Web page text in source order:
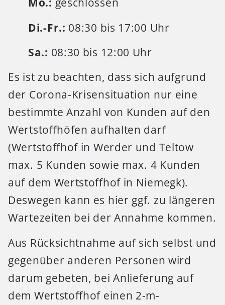
Di.-Fr.: 08:30 bis 17:00 Uhr
Sa.: 08:30 bis 12:00 Uhr
Es ist zu beachten, dass sich aufgrund
der Corona-Krisensituation nur eine
bestimmte Anzahl von Kunden auf den
Wertstoffhöfen aufhalten darf
(Wertstoffhof in Werder und Teltow
max. 5 Kunden sowie max. 4 Kunden
auf dem Wertstoffhof in Niemegk).
Deswegen kann es hier ggf. zu längeren
Wartezeiten bei der Annahme kommen.
Aus Rücksichtnahme auf sich selbst und
gegenüber anderen Personen wird
darum gebeten, bei Anlieferung auf
dem Wertstoffhof einen 2-m-